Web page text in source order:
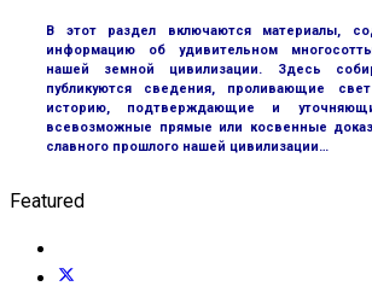
В этот раздел включаются материалы,
информацию об удивительном
нашей земной цивилизации. Здесь
публикуются сведения, проливающие
историю, подтверждающие и
всевозможные прямые или косвенные
славного прошлого нашей цивилизации…
Featured